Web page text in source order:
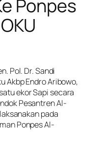
Ponpes
Pol. Dr. Sandi
Akbp Endro Aribowo,
ekor Sapi secara
Pesantren Al-
pada
Ponpes Al-